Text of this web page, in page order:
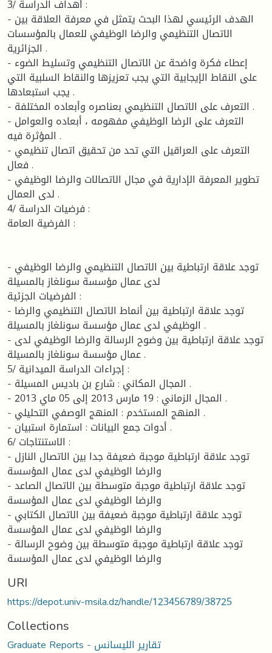
3/ أهداف الدراسة :
- الهدف الرئيسي لهذا البحث يتمثل في معرفة العلاقة بين
الاتصال التنظيمي والرضا الوظيفي للعمال بالمؤسسات
الجزائرية .
- إعطاء فكرة واضحة عن الاتصال التنظيمي وتسليط الضوء
على النقاط الإيجابية التي يجب تعزيزها والنقاط السلبية التي
يجب استبعادها .
- التعرف على الاتصال التنظيمي بعناصره وأبعاده المختلفة .
- التعرف على الرضا الوظيفي مفهومه ، أبعاده والعوامل
المؤثرة فيه .
- التعرف على العراقيل التي تحد من تحقيق اتصال تنظيمي
فعال .
- تطوير المعرفة الإدارية في مجال الاتصالات والرضا الوظيفي
لدى العمال .
4/ فرضيات الدراسة :
الفرضية العامة :
- توجد علاقة ارتباطية بين الاتصال التنظيمي والرضا الوظيفي
لدى عمال مؤسسة سونلغاز بالمسيلة
الفرضيات الجزئية :
- توجد علاقة ارتباطية بين أنماط الاتصال التنظيمي والرضا
الوظيفي لدى عمال مؤسسة سونلغاز بالمسيلة .
- توجد علاقة ارتباطية بين وضوح الرسالة والرضا الوظيفي لدى
عمال مؤسسة سونلغاز بالمسيلة .
5/ إجراءات الدراسة الميدانية :
- المجال المكاني : شارع بن باديس المسيلة .
- المجال الزماني : 19 مارس 2013 إلى 05 ماي 2013 .
- المنهج المستخدم : المنهج الوصفي التحليلي .
- أدوات جمع البيانات : استمارة استبيان .
6/ الاستنتاجات :
- توجد علاقة ارتباطية موجبة ضعيفة جدا بين الاتصال النازل
والرضا الوظيفي لدى عمال المؤسسة
- توجد علاقة ارتباطية موجبة متوسطة بين الاتصال الصاعد
والرضا الوظيفي لدى عمال المؤسسة
- توجد علاقة ارتباطية موجبة ضعيفة بين الاتصال الكتابي
والرضا الوظيفي لدى عمال المؤسسة
- توجد علاقة ارتباطية موجبة متوسطة بين وضوح الرسالة
والرضا الوظيفي لدى عمال المؤسسة
URI
https://depot.univ-msila.dz/handle/123456789/38725
Collections
Graduate Reports - تقارير الليسانس